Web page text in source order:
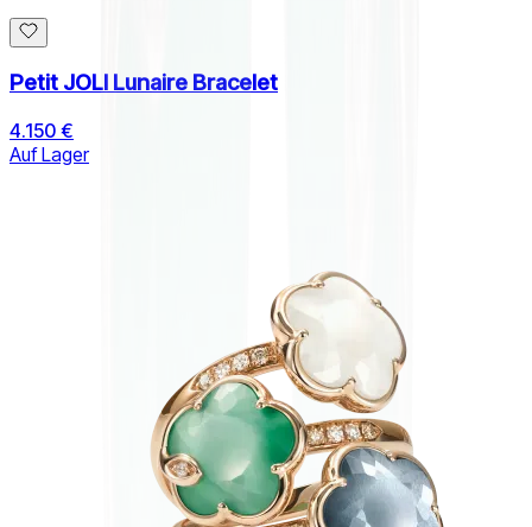
Petit JOLI Lunaire Bracelet
4.150 €
Auf Lager